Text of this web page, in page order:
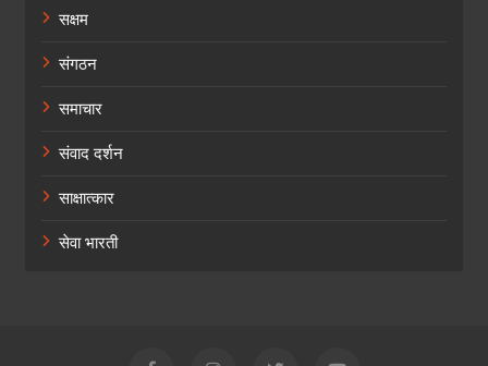
सक्षम
संगठन
समाचार
संवाद दर्शन
साक्षात्कार
सेवा भारती